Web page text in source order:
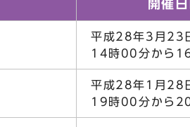
開催
平成28年3月23
14時00分から
平成28年1月28
19時00分から